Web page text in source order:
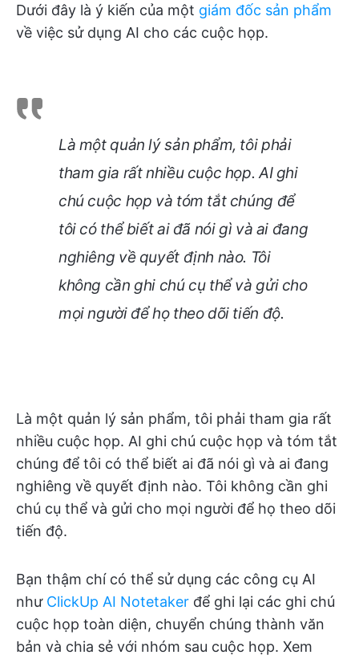
Dưới đây là ý kiến của một giám đốc sản phẩm
về việc sử dụng AI cho các cuộc họp.
Là một quản lý sản phẩm, tôi phải
tham gia rất nhiều cuộc họp. AI ghi
chú cuộc họp và tóm tắt chúng để
tôi có thể biết ai đã nói gì và ai đang
nghiêng về quyết định nào. Tôi
không cần ghi chú cụ thể và gửi cho
mọi người để họ theo dõi tiến độ.
Là một quản lý sản phẩm, tôi phải tham gia rất
nhiều cuộc họp. AI ghi chú cuộc họp và tóm tắt
chúng để tôi có thể biết ai đã nói gì và ai đang
nghiêng về quyết định nào. Tôi không cần ghi
chú cụ thể và gửi cho mọi người để họ theo dõi
tiến độ.
Bạn thậm chí có thể sử dụng các công cụ AI
như ClickUp AI Notetaker để ghi lại các ghi chú
cuộc họp toàn diện, chuyển chúng thành văn
bản và chia sẻ với nhóm sau cuộc họp. Xem